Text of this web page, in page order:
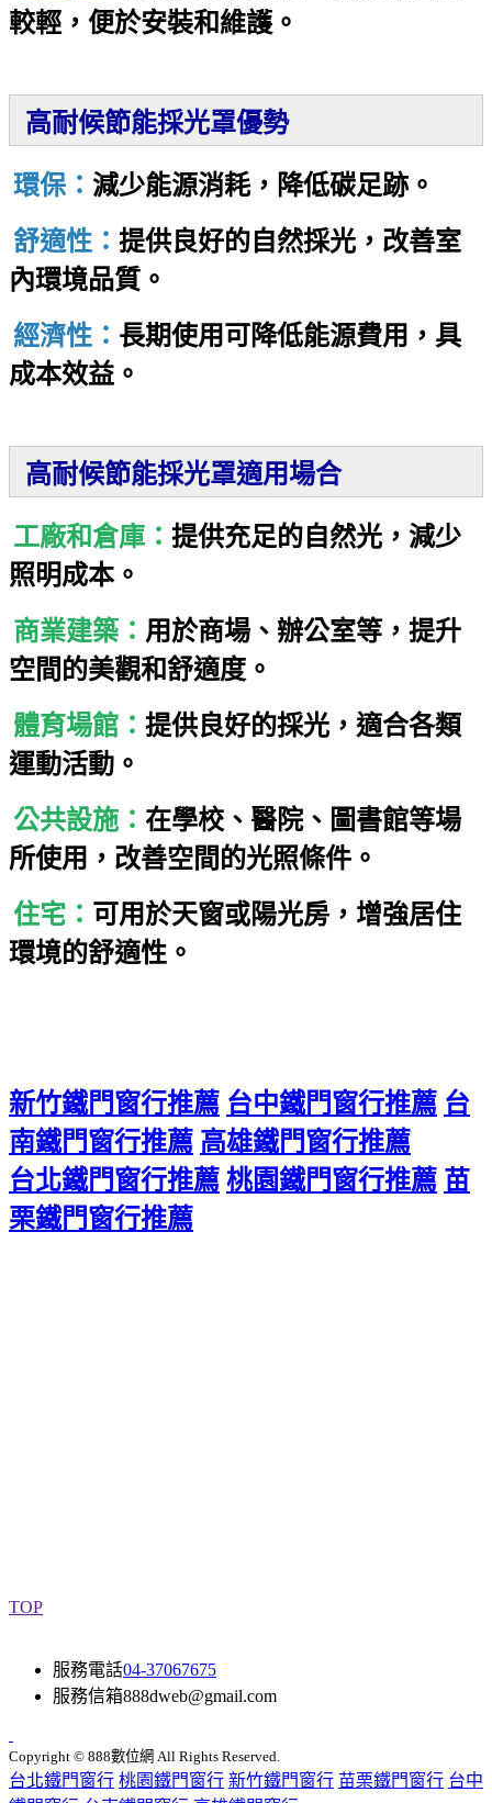
較輕，便於安裝和維護。
高耐候節能採光罩優勢
環保： 減少能源消耗，降低碳足跡。
舒適性： 提供良好的自然採光，改善室
內環境品質。
經濟性： 長期使用可降低能源費用，具
成本效益。
高耐候節能採光罩適用場合
工廠和倉庫： 提供充足的自然光，減少
照明成本。
商業建築： 用於商場、辦公室等，提升
空間的美觀和舒適度。
體育場館： 提供良好的採光，適合各類
運動活動。
公共設施： 在學校、醫院、圖書館等場
所使用，改善空間的光照條件。
住宅： 可用於天窗或陽光房，增強居住
環境的舒適性。
新竹鐵門窗行推薦 台中鐵門窗行推薦 台
南鐵門窗行推薦 高雄鐵門窗行推薦
台北鐵門窗行推薦 桃園鐵門窗行推薦 苗
栗鐵門窗行推薦
TOP
服務電話04-37067675
服務信箱888dweb@gmail.com
Copyright © 888數位網 All Rights Reserved.
台北鐵門窗行 桃園鐵門窗行 新竹鐵門窗行 苗栗鐵門窗行 台中